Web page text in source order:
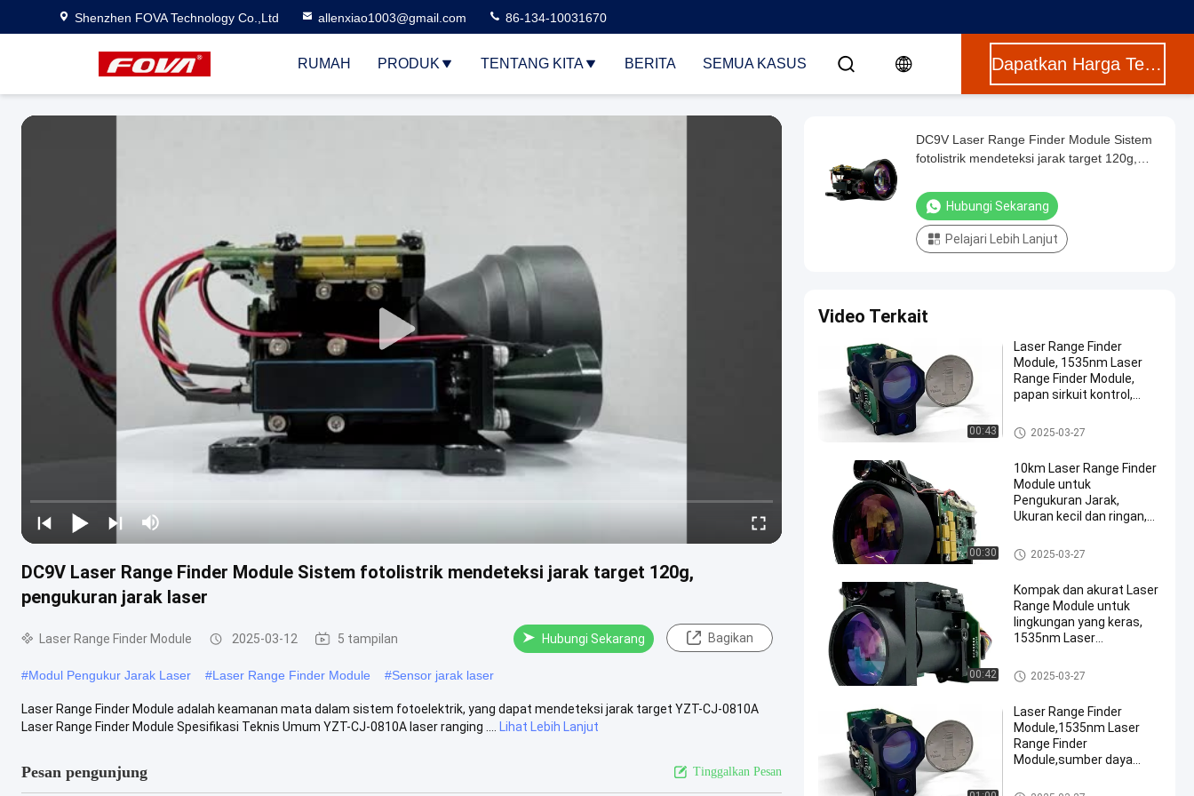
Shenzhen FOVA Technology Co.,Ltd allenxiao1003@gmail.com 86-134-10031670
RUMAH PRODUK TENTANG KITA BERITA SEMUA KASUS Dapatkan Harga Terbaik
DC9V Laser Range Finder Module Sistem fotolistrik mendeteksi jarak target 120g,
pengukuran jarak laser
Laser Range Finder Module 2025-03-12 5 tampilan Hubungi Sekarang Bagikan
#Modul Pengukur Jarak Laser #Laser Range Finder Module #Sensor jarak laser
Laser Range Finder Module adalah keamanan mata dalam sistem fotoelektrik, yang dapat mendeteksi jarak target YZT-CJ-0810A
Laser Range Finder Module Spesifikasi Teknis Umum YZT-CJ-0810A laser ranging ....
Lihat Lebih Lanjut
Pesan pengunjung Tinggalkan Pesan
DC9V Laser Range Finder Module Sistem
fotolistrik mendeteksi jarak target 120g,
Hubungi Sekarang
Pelajari Lebih Lanjut
Video Terkait
00:43
Laser Range Finder
Module, 1535nm Laser
Range Finder Module,
papan sirkuit kontrol,
optik
Laser Range Finder Module
2025-03-27
00:30
10km Laser Range Finder
Module untuk
Pengukuran Jarak,
Ukuran kecil dan ringan,
Finder Module
Laser Range Finder Module
2025-03-27
00:42
Kompak dan akurat Laser
Range Module untuk
lingkungan yang keras,
1535nm Laser
reflektansi difus ≥ 0.3,
kelembaban ≤ 80%,
2,3m×2,3m) berkisar jarak
≥6km.
Laser Range Finder Module
2025-03-27
Laser Range Finder
Module,1535nm Laser
Range Finder
Module,sumber daya
sinar,ukuran target:
Laser Range Finder Module